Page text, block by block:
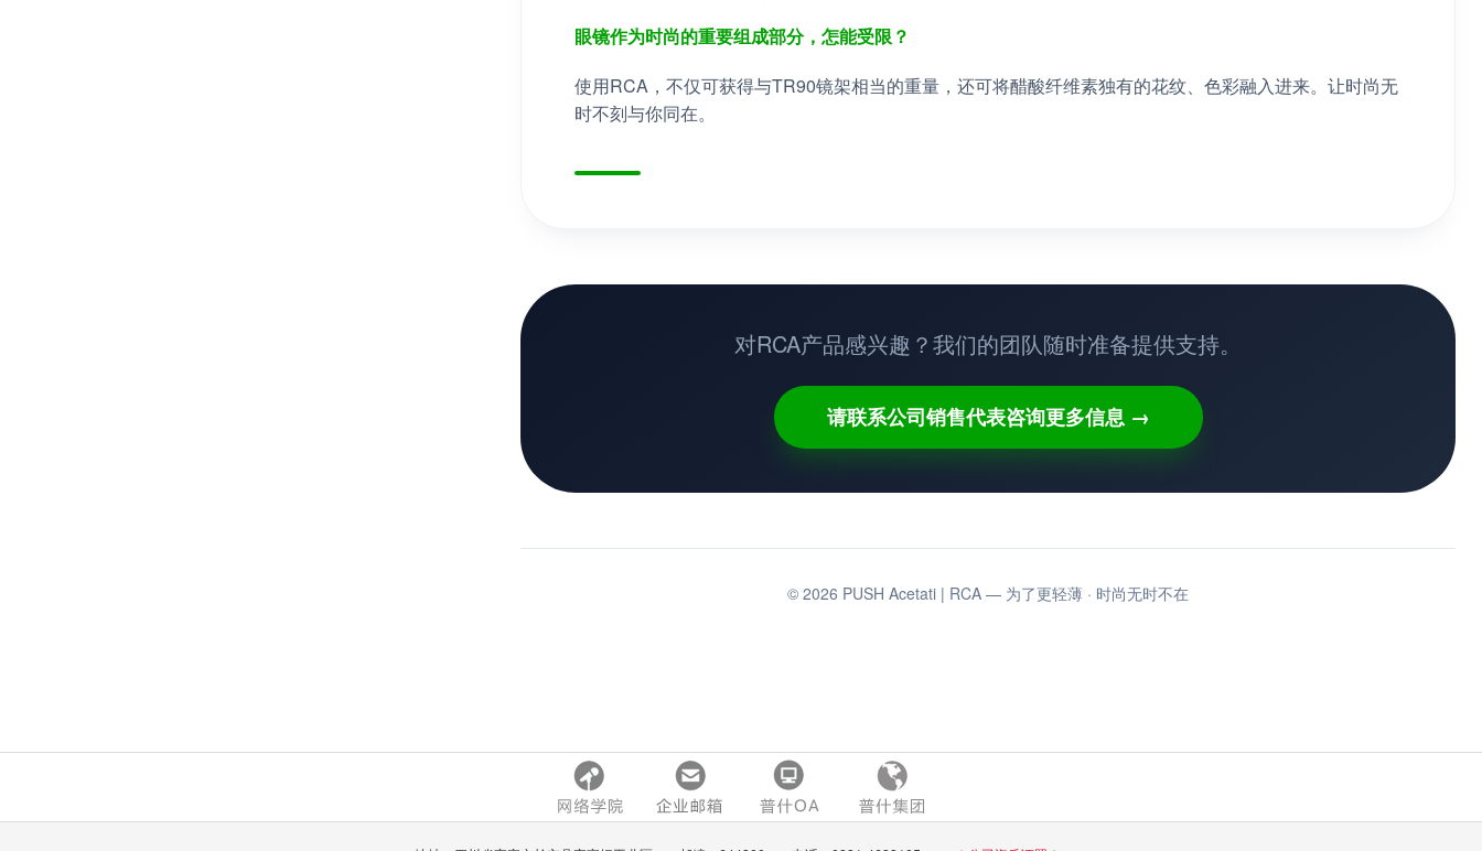
眼镜作为时尚的重要组成部分，怎能受限？
使用RCA，不仅可获得与TR90镜架相当的重量，还可将醋酸纤维素独有的花纹、色彩融入进来。让时尚无
时不刻与你同在。
对RCA产品感兴趣？我们的团队随时准备提供支持。
请联系公司销售代表咨询更多信息 →
© 2026 PUSH Acetati | RCA — 为了更轻薄 · 时尚无时不在